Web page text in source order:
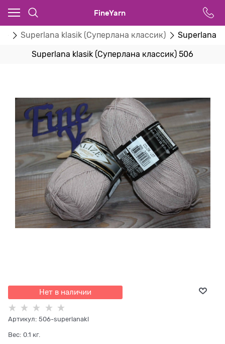
FineYarn
Superlana klasik (Суперлана классик) Superlana
Superlana klasik (Суперлана классик) 506
Нет в наличии
Артикул: 506-superlanakl
Вес: 0.1 кг.